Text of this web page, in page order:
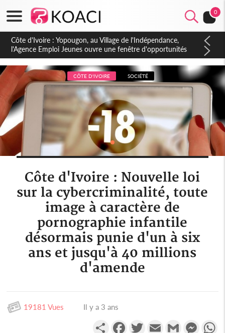
0
Côte d'Ivoire : CHU de Treichville, après la fronde, les agents
contractuels obtiennent un accord avec la direction sur les
arriérés du SMIG 2023
CÔTE D'IVOIRE SOCIÉTÉ
Côte d'Ivoire : Nouvelle loi
sur la cybercriminalité, toute
image à caractère de
pornographie infantile
désormais punie d'un à six
ans et jusqu'à 40 millions
d'amende
19181 Vues Il y a 3 ans
PartagerFacebookTwitterEmail Gmail